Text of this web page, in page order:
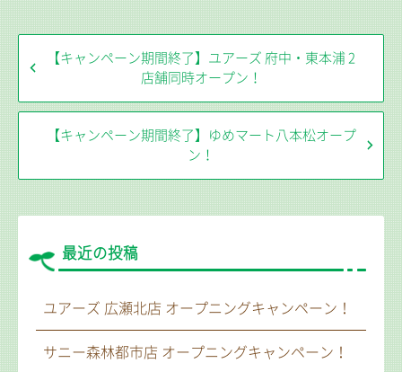
【キャンペーン期間終了】ユアーズ 府中・東本浦 2
店舗同時オープン！
【キャンペーン期間終了】ゆめマート八本松オープ
ン！
最近の投稿
ユアーズ 広瀬北店 オープニングキャンペーン！
サニー森林都市店 オープニングキャンペーン！